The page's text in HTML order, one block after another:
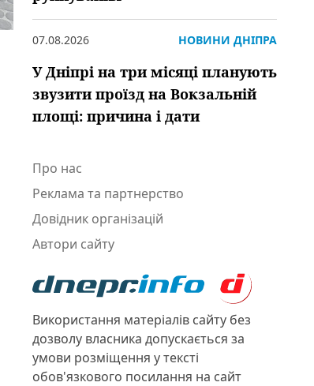
07.08.2026 НОВИНИ ДНІПРА
У Дніпрі на три місяці планують
звузити проїзд на Вокзальній
площі: причина і дати
Про нас
Реклама та партнерство
Довідник організацій
Автори сайту
Використання матеріалів сайту без
дозволу власника допускається за
умови розміщення у тексті
обов'язкового посилання на сайт